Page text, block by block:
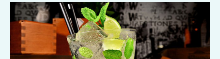
by vás ve většině zemí světa ani nenapadly.